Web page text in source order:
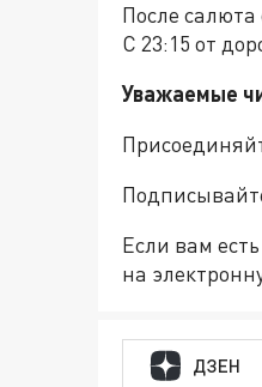
После
С 23:15 от
Уважаемые
Если вам
на
ДЗЕН